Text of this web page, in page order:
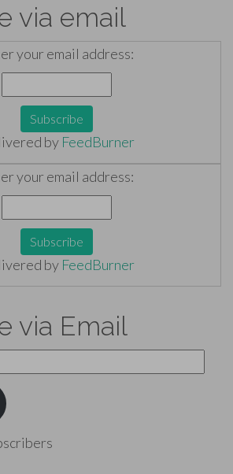
via email
your email address:
by FeedBurner
your email address:
by FeedBurner
via Email